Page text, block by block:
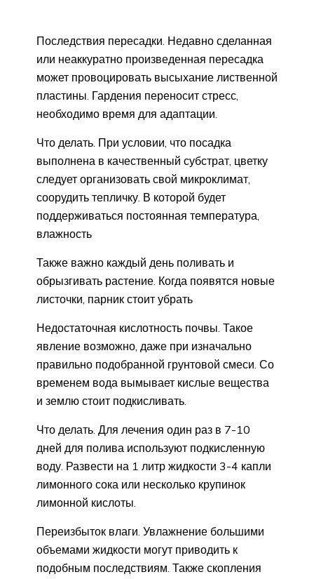
Последствия пересадки. Недавно сделанная
или неаккуратно произведенная пересадка
может провоцировать высыхание лиственной
пластины. Гардения переносит стресс,
необходимо время для адаптации.
Что делать. При условии, что посадка
выполнена в качественный субстрат, цветку
следует организовать свой микроклимат,
соорудить тепличку. В которой будет
поддерживаться постоянная температура,
влажность
Также важно каждый день поливать и
обрызгивать растение. Когда появятся новые
листочки, парник стоит убрать
Недостаточная кислотность почвы. Такое
явление возможно, даже при изначально
правильно подобранной грунтовой смеси. Со
временем вода вымывает кислые вещества
и землю стоит подкисливать.
Что делать. Для лечения один раз в 7-10
дней для полива используют подкисленную
воду. Развести на 1 литр жидкости 3-4 капли
лимонного сока или несколько крупинок
лимонной кислоты.
Переизбыток влаги. Увлажнение большими
объемами жидкости могут приводить к
подобным последствиям. Также скопления